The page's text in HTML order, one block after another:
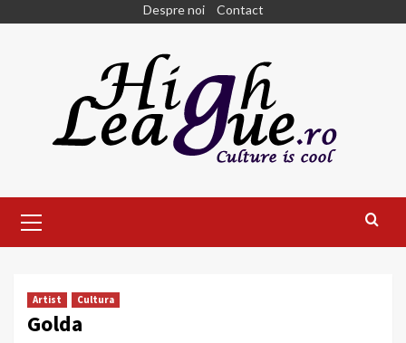
Despre noi Contact
Menu
Artist Cultura
Golda